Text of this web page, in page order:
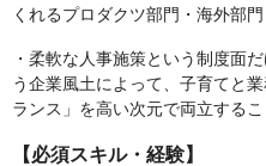
くれるプロダクツ部門・海外部門
・柔軟な人事施策という制度面
う企業風土によって、子育てと
ランス」を高い次元で両立する
【必須スキル・経験】